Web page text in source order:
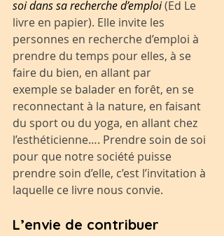
soi dans sa recherche d’emploi(Ed Le
livre en papier). Elle invite les
personnes en recherche d’emploi à
prendre du temps pour elles, à se
faire du bien, en allant par
exemple se balader en forêt, en se
reconnectant à la nature, en faisant
du sport ou du yoga, en allant chez
l’esthéticienne…. Prendre soin de soi
pour que notre société puisse
prendre soin d’elle, c’est l’invitation à
laquelle ce livre nous convie.
L’envie de contribuer